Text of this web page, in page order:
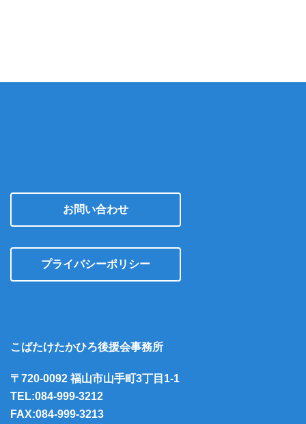
お問い合わせ
プライバシーポリシー
こばたけたかひろ後援会事務所
〒720-0092 福山市山手町3丁目1-1
TEL:084-999-3212
FAX:084-999-3213